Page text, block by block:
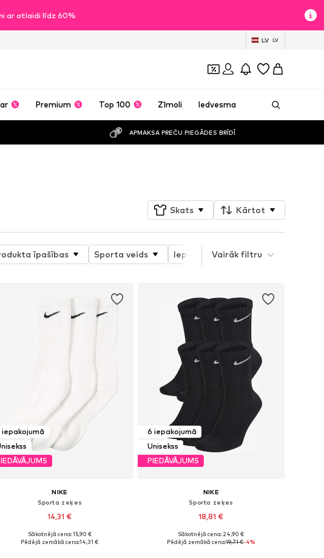
ar atlaidi līdz 60%
LV LV
Premium Top 100 Zīmoli Iedvesma
APMAKSA PREČU PIEGĀDES BRĪDĪ
Skats Kārtot
īpašības Sporta veids Iepakojums Raksts
Vairāk filtru
iepakojumā
NIKE
Sporta zeķes
14,31 €
Sākotnējā cena: 15,90 €
Pēdējā zemākā cena:14,31 €
6 iepakojumā
Unisekss
PIEDĀVĀJUMS
NIKE
Sporta zeķes
18,81 €
Sākotnējā cena: 24,90 €
Pēdējā zemākā cena:19,71 €-4%